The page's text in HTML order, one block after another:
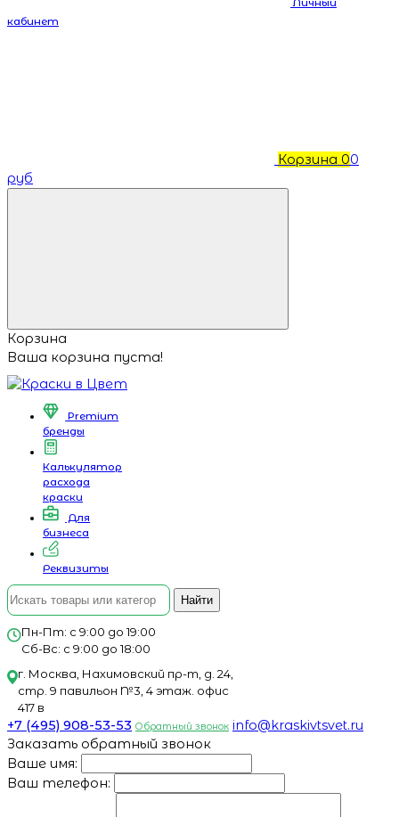
кабинет
Корзина 00
руб
Корзина
Ваша корзина пуста!
Premium
бренды
Калькулятор
расхода
краски
Для
бизнеса
Реквизиты
Найти
Пн-Пт: с 9:00 до 19:00
Сб-Вс: с 9:00 до 18:00
г. Москва, Нахимовский пр-т, д. 24,
стр. 9 павильон №3, 4 этаж. офис
417 в
+7 (495) 908-53-53 Обратный звонок info@kraskivtsvet.ru
Заказать обратный звонок
Ваше имя:
Ваш телефон: